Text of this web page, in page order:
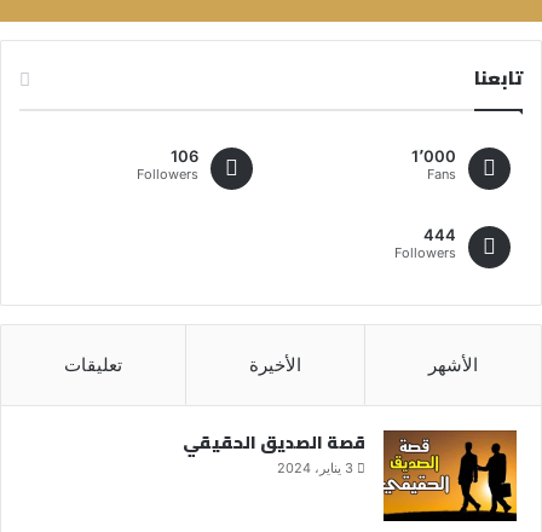
تابعنا
1٬000
Fans
106
Followers
444
Followers
الأشهر الأخيرة تعليقات
قصة الصديق الحقيقي
3 يناير، 2024